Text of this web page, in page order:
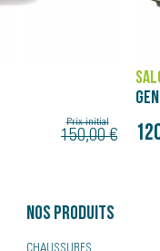
Prix initial
150,00 €
Nos produits